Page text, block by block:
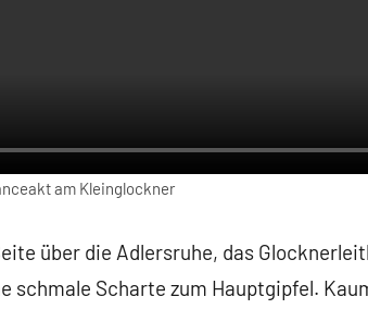
am Kleinglockner
über die Adlersruhe, das
Scharte zum Hauptgipfel.